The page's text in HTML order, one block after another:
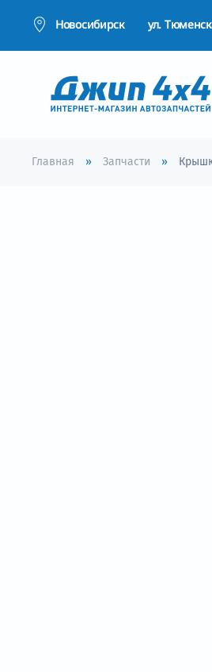
Перейти к содержимому
Новосибирск ул.
Главная Запчасти